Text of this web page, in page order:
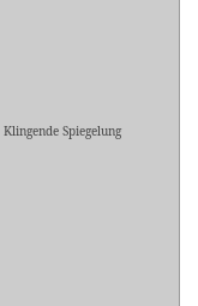
Klingende Spiegelung